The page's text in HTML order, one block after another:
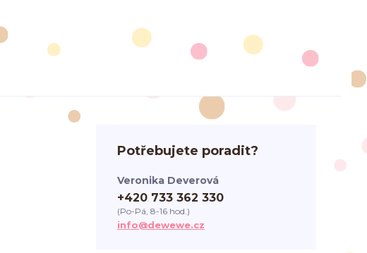
Potřebujete poradit?
Veronika Deverová
+420 733 362 330
(Po-Pá, 8-16 hod.)
info@dewewe.cz